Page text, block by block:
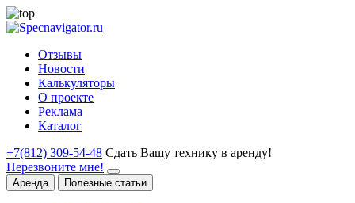
Отзывы
Новости
Калькуляторы
О проекте
Реклама
Каталог
+7(812) 309-54-48 Сдать Вашу технику в аренду!
Перезвоните мне!
Аренда Полезные статьи